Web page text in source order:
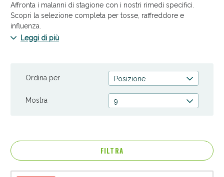
Affronta i malanni di stagione con i nostri rimedi specifici.
Scopri la selezione completa per tosse, raffreddore e
influenza.
Leggi di più
Ordina per Posizione
Mostra 9
FILTRA
Salini e Multivitaminici: oggi Sconto extra fino al